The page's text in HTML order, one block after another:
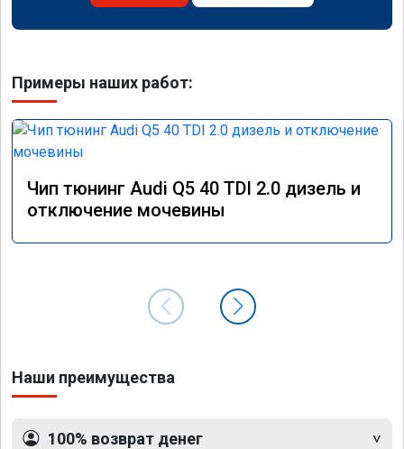
Примеры наших работ:
Чип тюнинг Audi Q5 40 TDI 2.0 дизель и
отключение мочевины
Наши преимущества
100% возврат денег